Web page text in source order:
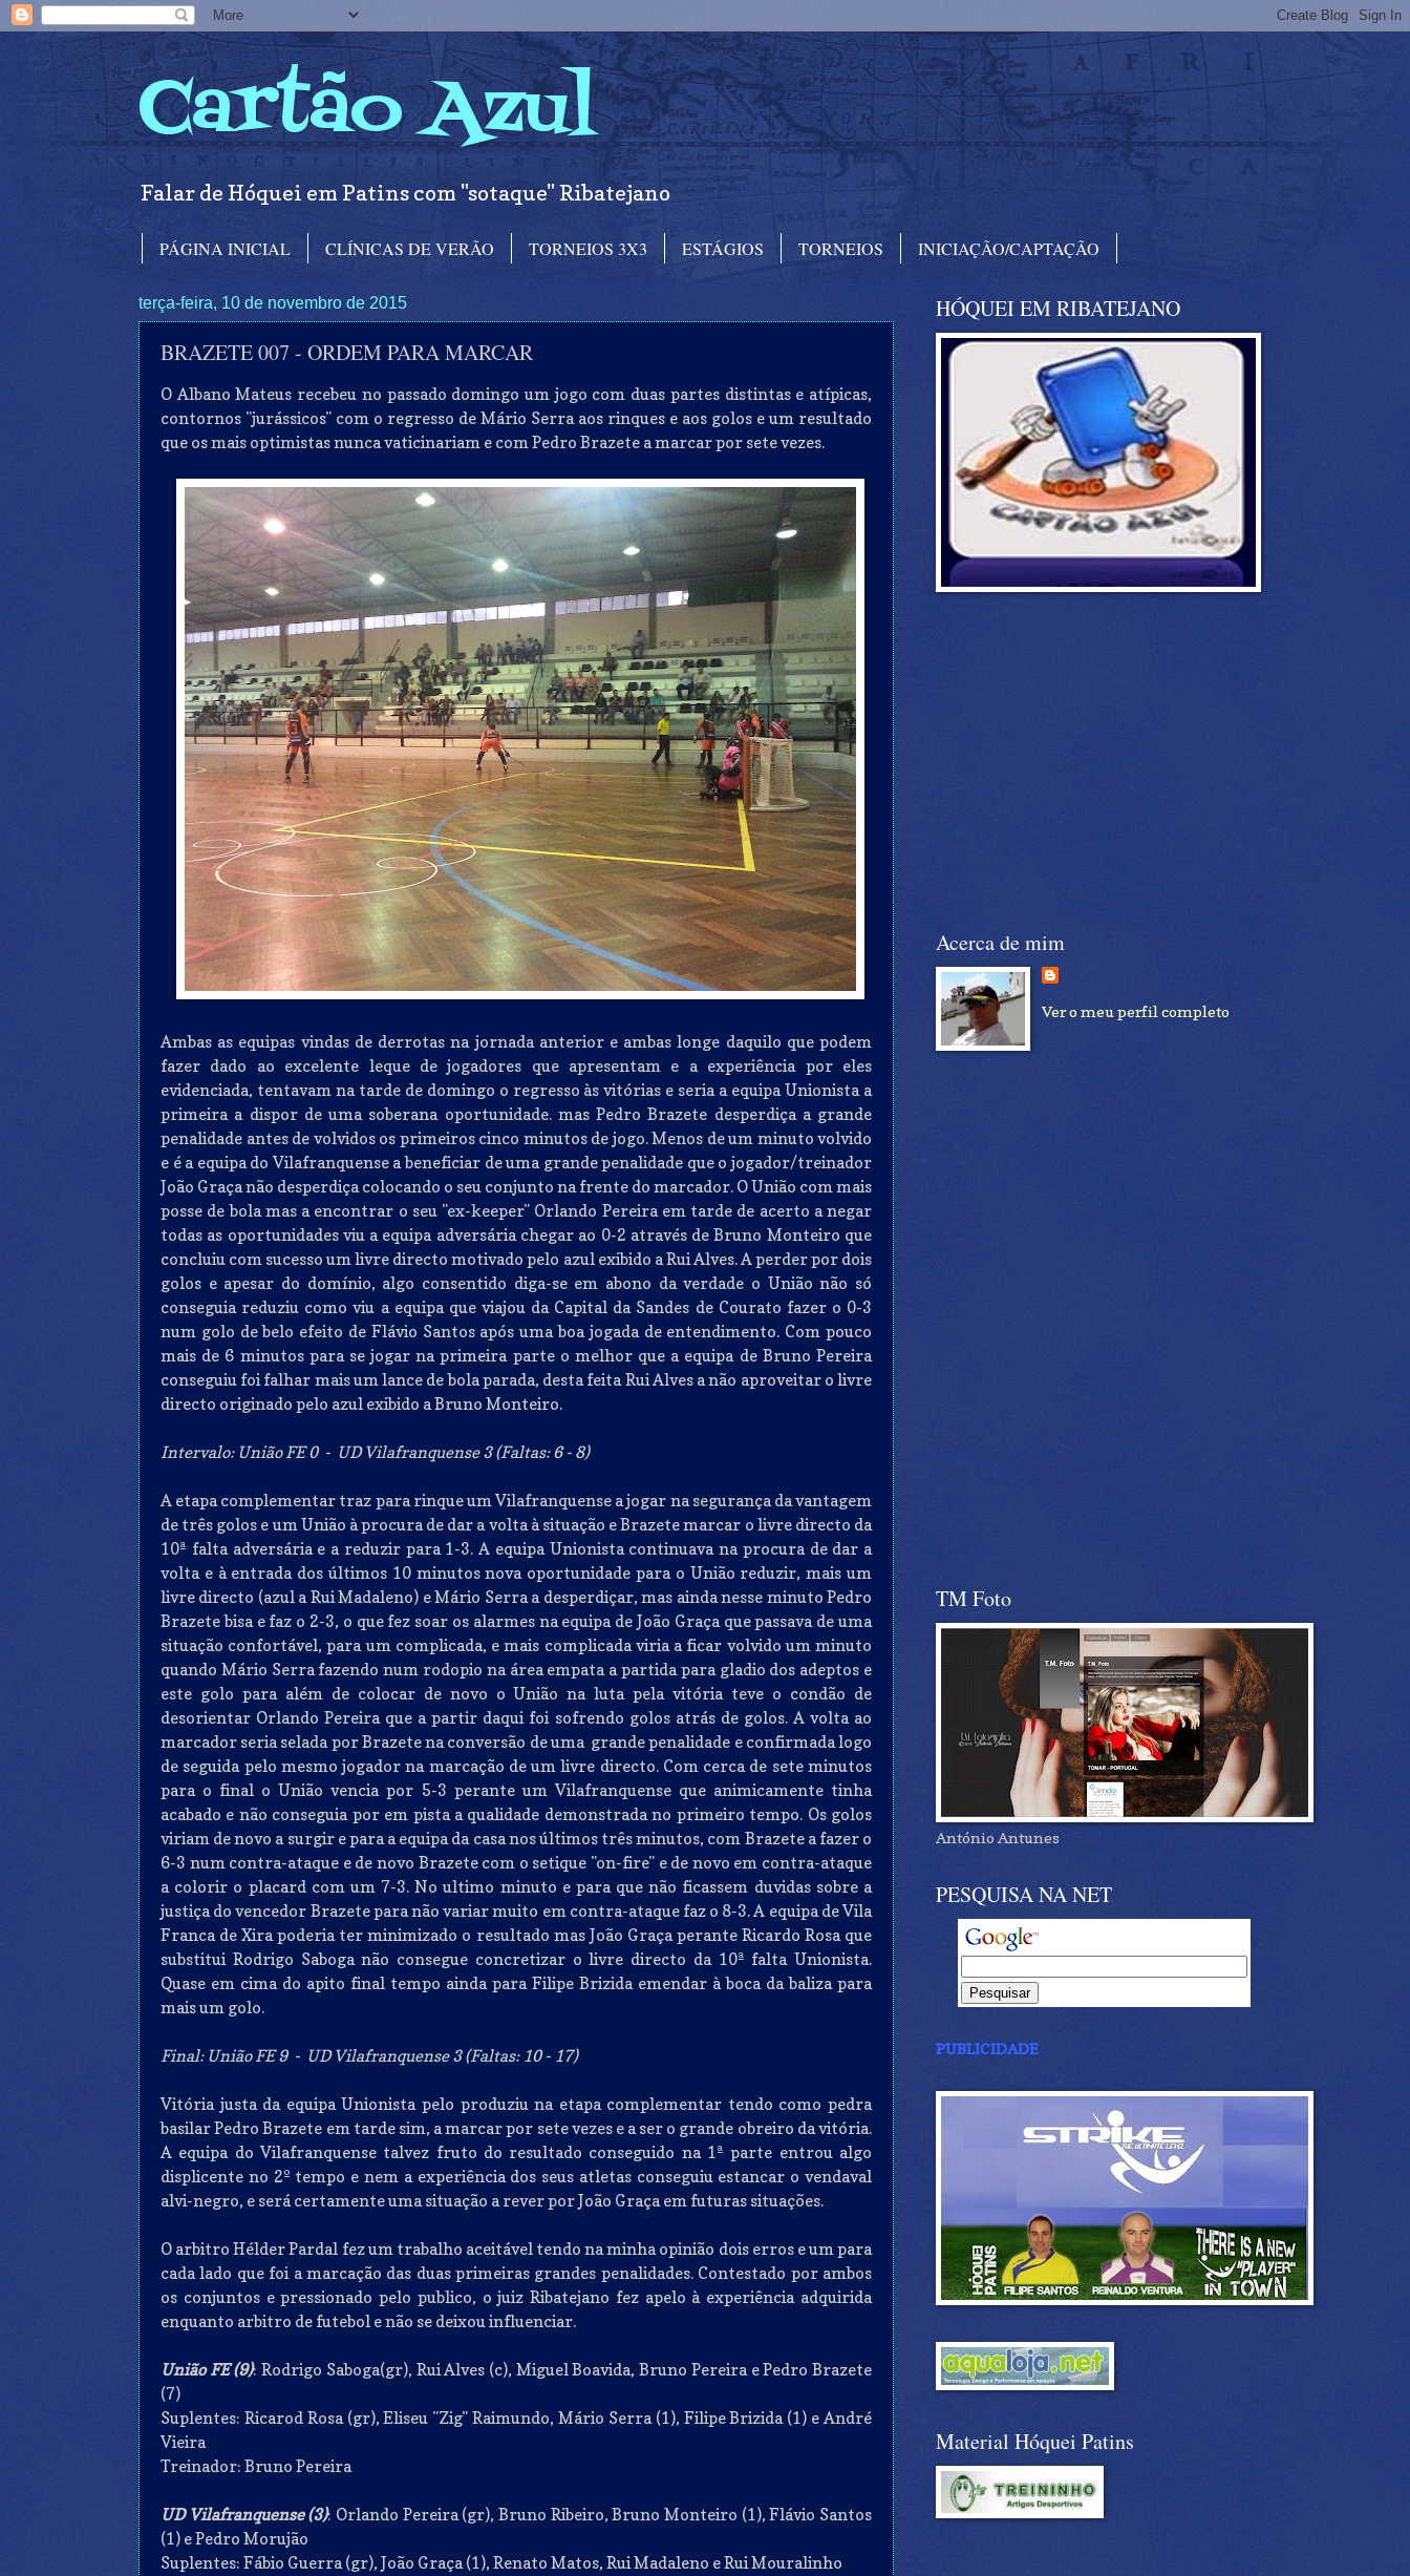
Cartão Azul
Falar de Hóquei em Patins com "sotaque" Ribatejano
PÁGINA INICIAL CLÍNICAS DE VERÃO TORNEIOS 3X3 ESTÁGIOS TORNEIOS INICIAÇÃO/CAPTAÇÃO
terça-feira, 10 de novembro de 2015
BRAZETE 007 - ORDEM PARA MARCAR
O Albano Mateus recebeu no passado domingo um jogo com duas partes distintas e atípicas,
contornos "jurássicos" com o regresso de Mário Serra aos rinques e aos golos e um resultado
que os mais optimistas nunca vaticinariam e com Pedro Brazete a marcar por sete vezes.
Ambas as equipas vindas de derrotas na jornada anterior e ambas longe daquilo que podem
fazer dado ao excelente leque de jogadores que apresentam e a experiência por eles
evidenciada, tentavam na tarde de domingo o regresso às vitórias e seria a equipa Unionista a
primeira a dispor de uma soberana oportunidade. mas Pedro Brazete desperdiça a grande
penalidade antes de volvidos os primeiros cinco minutos de jogo. Menos de um minuto volvido
e é a equipa do Vilafranquense a beneficiar de uma grande penalidade que o jogador/treinador
João Graça não desperdiça colocando o seu conjunto na frente do marcador. O União com mais
posse de bola mas a encontrar o seu "ex-keeper" Orlando Pereira em tarde de acerto a negar
todas as oportunidades viu a equipa adversária chegar ao 0-2 através de Bruno Monteiro que
concluiu com sucesso um livre directo motivado pelo azul exibido a Rui Alves. A perder por dois
golos e apesar do domínio, algo consentido diga-se em abono da verdade o União não só
conseguia reduziu como viu a equipa que viajou da Capital da Sandes de Courato fazer o 0-3
num golo de belo efeito de Flávio Santos após uma boa jogada de entendimento. Com pouco
mais de 6 minutos para se jogar na primeira parte o melhor que a equipa de Bruno Pereira
conseguiu foi falhar mais um lance de bola parada, desta feita Rui Alves a não aproveitar o livre
directo originado pelo azul exibido a Bruno Monteiro.
Intervalo: União FE 0 - UD Vilafranquense 3 (Faltas: 6 - 8)
A etapa complementar traz para rinque um Vilafranquense a jogar na segurança da vantagem
de três golos e um União à procura de dar a volta à situação e Brazete marcar o livre directo da
10ª falta adversária e a reduzir para 1-3. A equipa Unionista continuava na procura de dar a
volta e à entrada dos últimos 10 minutos nova oportunidade para o União reduzir, mais um
livre directo (azul a Rui Madaleno) e Mário Serra a desperdiçar, mas ainda nesse minuto Pedro
Brazete bisa e faz o 2-3, o que fez soar os alarmes na equipa de João Graça que passava de uma
situação confortável, para um complicada, e mais complicada viria a ficar volvido um minuto
quando Mário Serra fazendo num rodopio na área empata a partida para gladio dos adeptos e
este golo para além de colocar de novo o União na luta pela vitória teve o condão de
desorientar Orlando Pereira que a partir daqui foi sofrendo golos atrás de golos. A volta ao
marcador seria selada por Brazete na conversão de uma grande penalidade e confirmada logo
de seguida pelo mesmo jogador na marcação de um livre directo. Com cerca de sete minutos
para o final o União vencia por 5-3 perante um Vilafranquense que animicamente tinha
acabado e não conseguia por em pista a qualidade demonstrada no primeiro tempo. Os golos
viriam de novo a surgir e para a equipa da casa nos últimos três minutos, com Brazete a fazer o
6-3 num contra-ataque e de novo Brazete com o setique "on-fire" e de novo em contra-ataque
a colorir o placard com um 7-3. No ultimo minuto e para que não ficassem duvidas sobre a
justiça do vencedor Brazete para não variar muito em contra-ataque faz o 8-3. A equipa de Vila
Franca de Xira poderia ter minimizado o resultado mas João Graça perante Ricardo Rosa que
substitui Rodrigo Saboga não consegue concretizar o livre directo da 10ª falta Unionista.
Quase em cima do apito final tempo ainda para Filipe Brizida emendar à boca da baliza para
mais um golo.
Final: União FE 9 - UD Vilafranquense 3 (Faltas: 10 - 17)
Vitória justa da equipa Unionista pelo produziu na etapa complementar tendo como pedra
basilar Pedro Brazete em tarde sim, a marcar por sete vezes e a ser o grande obreiro da vitória.
A equipa do Vilafranquense talvez fruto do resultado conseguido na 1ª parte entrou algo
displicente no 2º tempo e nem a experiência dos seus atletas conseguiu estancar o vendaval
alvi-negro, e será certamente uma situação a rever por João Graça em futuras situações.
O arbitro Hélder Pardal fez um trabalho aceitável tendo na minha opinião dois erros e um para
cada lado que foi a marcação das duas primeiras grandes penalidades. Contestado por ambos
os conjuntos e pressionado pelo publico, o juiz Ribatejano fez apelo à experiência adquirida
enquanto arbitro de futebol e não se deixou influenciar.
União FE (9): Rodrigo Saboga(gr), Rui Alves (c), Miguel Boavida, Bruno Pereira e Pedro Brazete
(7)
Suplentes: Ricarod Rosa (gr), Eliseu "Zig" Raimundo, Mário Serra (1), Filipe Brizida (1) e André
Vieira
Treinador: Bruno Pereira
UD Vilafranquense (3): Orlando Pereira (gr), Bruno Ribeiro, Bruno Monteiro (1), Flávio Santos
(1) e Pedro Morujão
Suplentes: Fábio Guerra (gr), João Graça (1), Renato Matos, Rui Madaleno e Rui Mouralinho
HÓQUEI EM RIBATEJANO
Acerca de mim
Ver o meu perfil completo
TM Foto
António Antunes
PESQUISA NA NET
PUBLICIDADE
Material Hóquei Patins